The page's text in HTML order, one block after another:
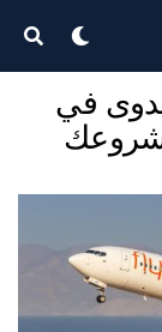
في